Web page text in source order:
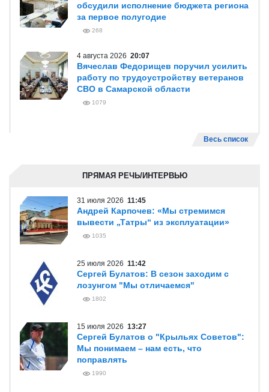
обсудили исполнение бюджета региона
за первое полугодие
268
4 августа 2026 20:07
Вячеслав Федорищев поручил усилить
работу по трудоустройству ветеранов
СВО в Самарской области
1079
Весь список
ПРЯМАЯ РЕЧЬ/ИНТЕРВЬЮ
31 июля 2026 11:45
Андрей Карпочев: «Мы стремимся
вывести „Татры“ из эксплуатации»
1035
25 июля 2026 11:42
Сергей Булатов: В сезон заходим с
лозунгом "Мы отличаемся"
1802
15 июля 2026 13:27
Сергей Булатов о "Крыльях Советов":
Мы понимаем – нам есть, что
поправлять
1990